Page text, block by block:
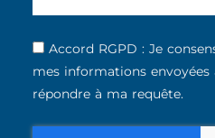
Accord RGPD : Je
mes informations envoyées
répondre à ma requête.